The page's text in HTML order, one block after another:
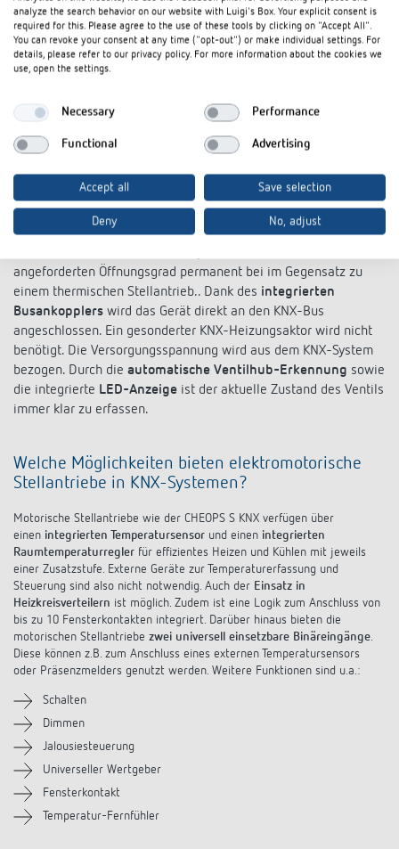
Vorkonfektioniertes Anschlusskabel mit 10 m
Länge
Wie funktioniert ein elektromotorischer
Stellantrieb für KNX?
Motorische Stellantriebe wie der CHEOPS S KNX nutzen einen
Motor mit Getriebe
zur Ventilsteuerung in KNX-Systemen. Das
Getriebe wandelt die Drehbewegung in eine Hubbewegung um.
angeforderten Öffnungsgrad permanent bei im Gegensatz zu
einem thermischen Stellantrieb.. Dank des integrierten
Busankopplers wird das Gerät direkt an den KNX-Bus
angeschlossen. Ein gesonderter KNX-Heizungsaktor wird nicht
benötigt. Die Versorgungsspannung wird aus dem KNX-System
bezogen. Durch die automatische Ventilhub-Erkennung sowie
die integrierte LED-Anzeige ist der aktuelle Zustand des Ventils
immer klar zu erfassen.
Welche Möglichkeiten bieten elektromotorische
Stellantriebe in KNX-Systemen?
Motorische Stellantriebe wie der CHEOPS S KNX verfügen über
einen integrierten Temperatursensor und einen integrierten
Raumtemperaturregler für effizientes Heizen und Kühlen mit jeweils
einer Zusatzstufe. Externe Geräte zur Temperaturerfassung und
Steuerung sind also nicht notwendig. Auch der Einsatz in
Heizkreisverteilern ist möglich. Zudem ist eine Logik zum Anschluss von
bis zu 10 Fensterkontakten integriert. Darüber hinaus bieten die
motorischen Stellantriebe zwei universell einsetzbare Binäreingänge.
Diese können z.B. zum Anschluss eines externen Temperatursensors
oder Präsenzmelders genutzt werden. Weitere Funktionen sind u.a.:
Schalten
Dimmen
Jalousiesteuerung
Universeller Wertgeber
Fensterkontakt
Temperatur-Fernfühler
analyze the search behavior on our website with Luigi's Box. Your explicit consent is
required for this. Please agree to the use of these tools by clicking on "Accept All".
You can revoke your consent at any time ("opt-out") or make individual settings. For
details, please refer to our privacy policy. For more information about the cookies we
use, open the settings.
Necessary Performance
Functional Advertising
Accept all Save selection
Deny No, adjust